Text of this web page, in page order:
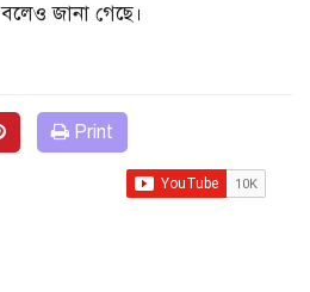
জানা গেছে।
Print